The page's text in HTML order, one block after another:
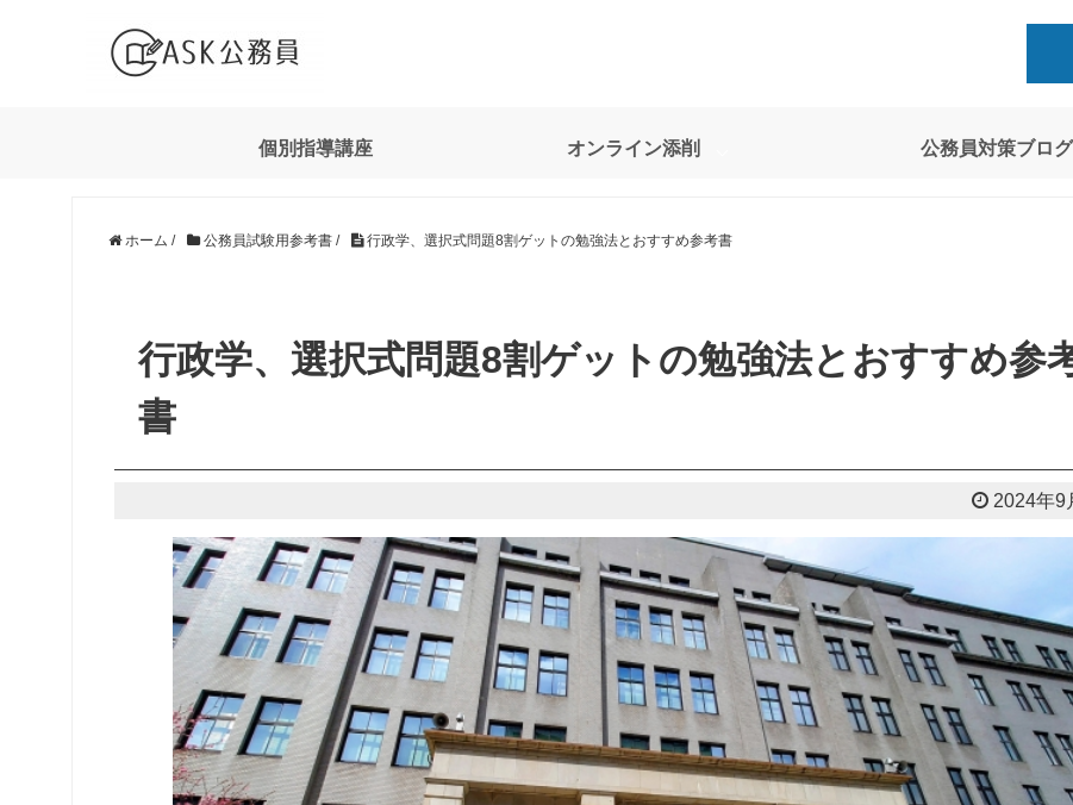
個別指導講座 オンライン添削 公務員対策ブログ
ホーム / 公務員試験用参考書/ 行政学、選択式問題8割ゲットの勉強法とおすすめ参考書
行政学、選択式問題8割ゲットの勉強法とおすすめ参
書
2024年9